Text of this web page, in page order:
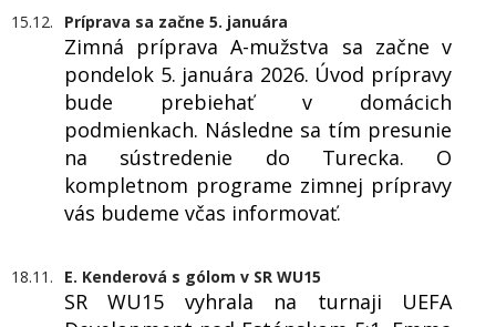
15.12. Príprava sa začne 5. januára
Zimná príprava A-mužstva sa začne v
pondelok 5. januára 2026. Úvod prípravy
bude prebiehať v domácich
podmienkach. Následne sa tím presunie
na sústredenie do Turecka. O
kompletnom programe zimnej prípravy
vás budeme včas informovať.
18.11. E. Kenderová s gólom v SR WU15
SR WU15 vyhrala na turnaji UEFA